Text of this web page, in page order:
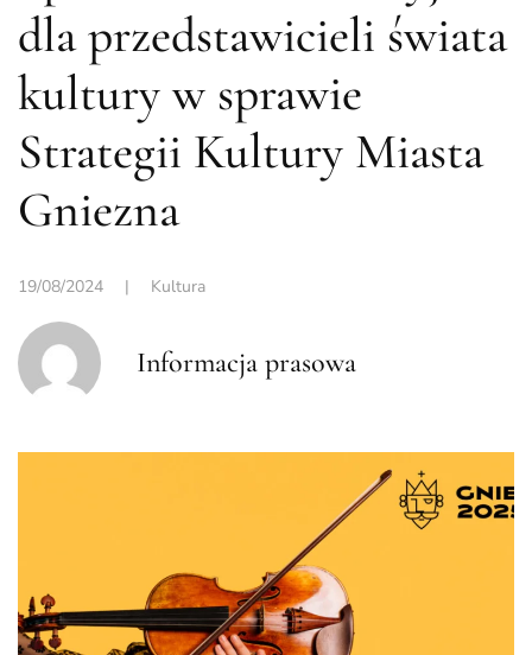
dla przedstawicieli świata
kultury w sprawie
Strategii Kultury Miasta
Gniezna
19/08/2024 | Kultura
Informacja prasowa